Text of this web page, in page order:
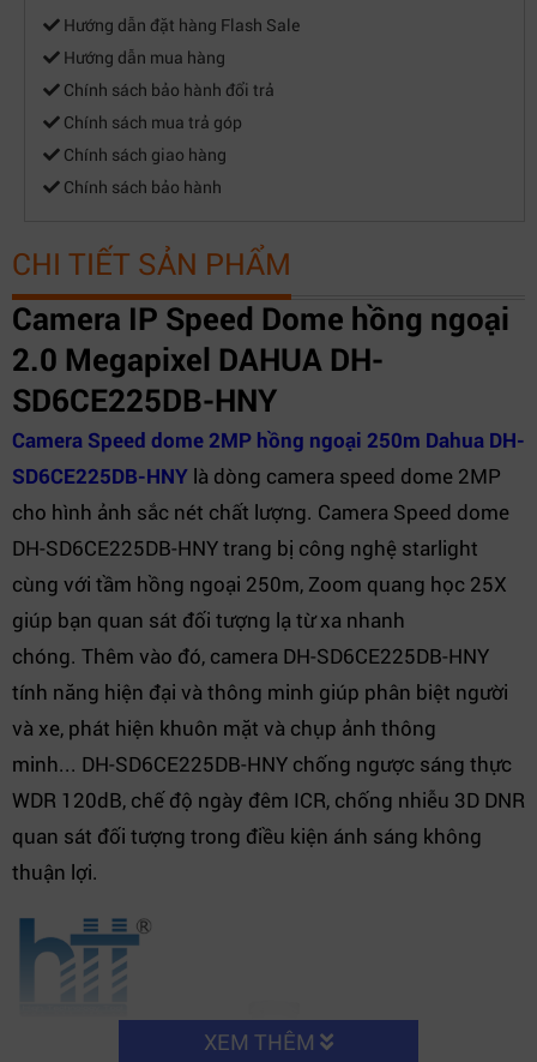
Hướng dẫn đặt hàng Flash Sale
Hướng dẫn mua hàng
Chính sách bảo hành đổi trả
Chính sách mua trả góp
Chính sách giao hàng
Chính sách bảo hành
CHI TIẾT SẢN PHẨM
Camera IP Speed Dome hồng ngoại
2.0 Megapixel DAHUA DH-
SD6CE225DB-HNY
Camera Speed dome 2MP hồng ngoại 250m Dahua DH-
SD6CE225DB-HNY là dòng camera speed dome 2MP
cho hình ảnh sắc nét chất lượng. Camera Speed dome
DH-SD6CE225DB-HNY trang bị công nghệ starlight
cùng với tầm hồng ngoại 250m, Zoom quang học 25X
giúp bạn quan sát đối tượng lạ từ xa nhanh
chóng. Thêm vào đó, camera DH-SD6CE225DB-HNY
tính năng hiện đại và thông minh giúp phân biệt người
và xe, phát hiện khuôn mặt và chụp ảnh thông
minh... DH-SD6CE225DB-HNY chống ngược sáng thực
WDR 120dB, chế độ ngày đêm ICR, chống nhiễu 3D DNR
quan sát đối tượng trong điều kiện ánh sáng không
thuận lợi.
XEM THÊM